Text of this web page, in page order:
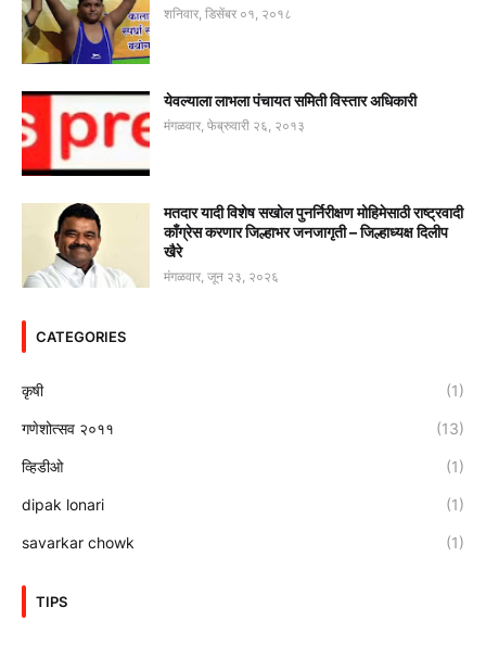
शनिवार, डिसेंबर ०१, २०१८
येवल्याला लाभला पंचायत समिती विस्तार अधिकारी
मंगळवार, फेब्रुवारी २६, २०१३
मतदार यादी विशेष सखोल पुनर्निरीक्षण मोहिमेसाठी राष्ट्रवादी
काँग्रेस करणार जिल्हाभर जनजागृती – जिल्हाध्यक्ष दिलीप
खैरे
मंगळवार, जून २३, २०२६
CATEGORIES
कृषी (1)
गणेशोत्सव २०११ (13)
व्हिडीओ (1)
dipak lonari (1)
savarkar chowk (1)
TIPS